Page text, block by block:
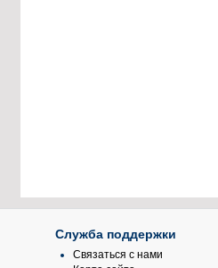
Служба поддержки
Связаться с нами